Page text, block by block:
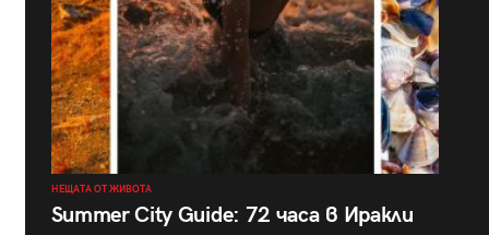
НЕЩАТА ОТ ЖИВОТА
Summer City Guide: 72 часа в Иракли